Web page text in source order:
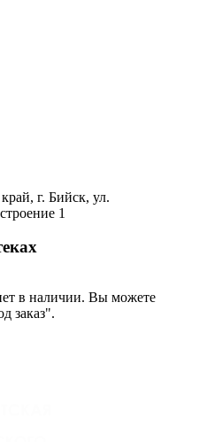
г. Бийск, ул.
1
в наличии. Вы можете
заказ".